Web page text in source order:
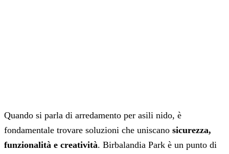
Quando si parla di arredamento per asili nido, è
fondamentale trovare soluzioni che uniscano sicurezza,
funzionalità e creatività. Birbalandia Park è un punto di